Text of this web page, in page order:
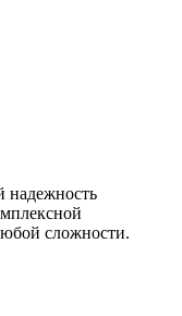
надежность
сложности.